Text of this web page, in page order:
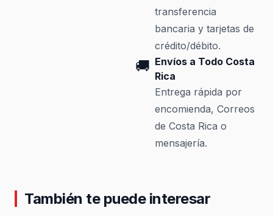
transferencia
bancaria y tarjetas de
crédito/débito.
🚚 Envíos a Todo Costa
Rica
Entrega rápida por
encomienda, Correos
de Costa Rica o
mensajería.
También te puede interesar